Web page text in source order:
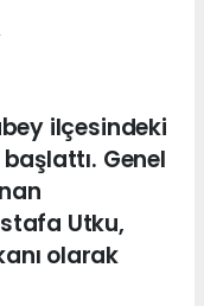
ilçesindeki
Genel
Utku,
olarak